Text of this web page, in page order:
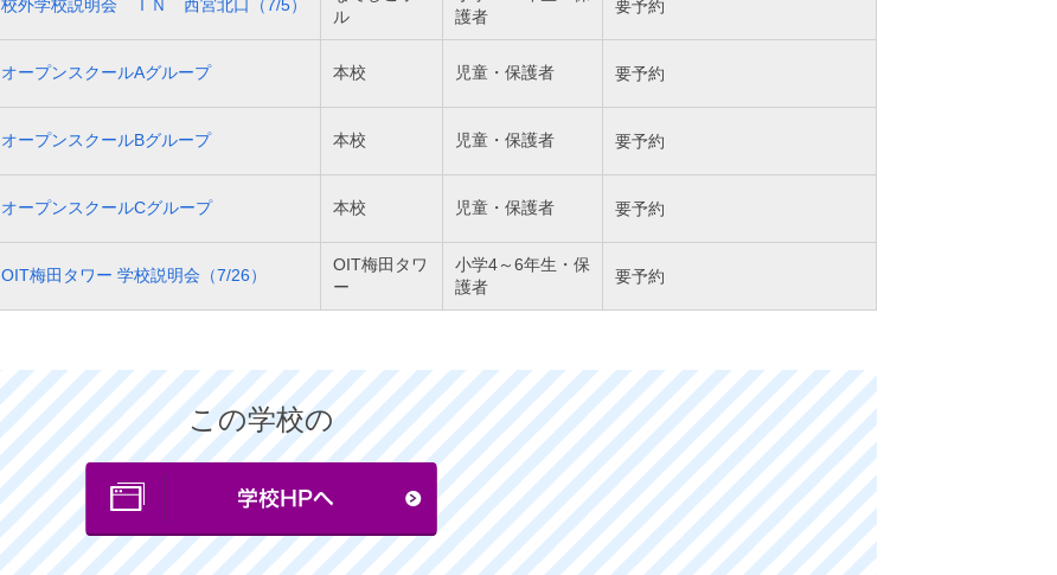
校外学校説明会 ＩＮ 西宮北口（7/5）
ル
護者
要予約
オープンスクールAグループ 本校 児童・保護者 要予約
オープンスクールBグループ 本校 児童・保護者 要予約
オープンスクールCグループ 本校 児童・保護者 要予約
OIT梅田タワー 学校説明会（7/26）
OIT梅田タワ
ー
小学4～6年生・保
護者
要予約
この学校の